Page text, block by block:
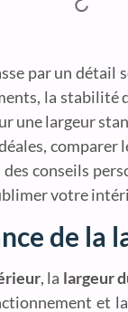
par un
la stabilité
une largeur
conseils
votre
de la
, la largeur
et